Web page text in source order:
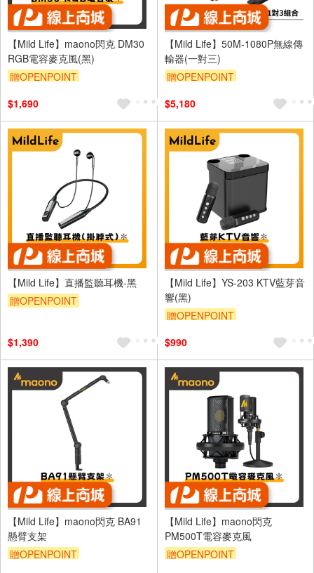
【Mild Life】maono閃克 DM30
RGB電容麥克風(黑)
贈OPENPOINT
$1,690
【Mild Life】50M-1080P無線傳
輸器(一對三)
贈OPENPOINT
$5,180
【Mild Life】直播監聽耳機-黑
贈OPENPOINT
$1,390
【Mild Life】YS-203 KTV藍芽音
響(黑)
贈OPENPOINT
$990
【Mild Life】maono閃克 BA91
懸臂支架
贈OPENPOINT
【Mild Life】maono閃克
PM500T電容麥克風
贈OPENPOINT